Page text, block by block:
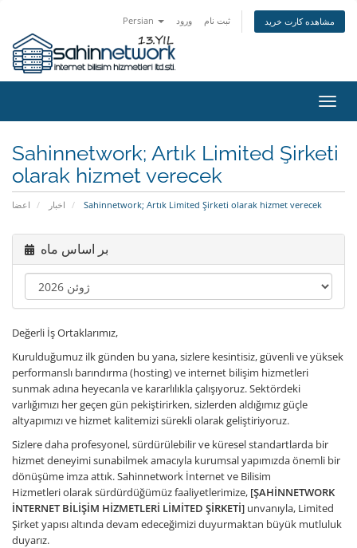
Persian ورود ثبت نام مشاهده کارت خرید
تغییر
Sahinnetwork; Artık Limited Şirketi
olarak hizmet verecek
اعضا اخبار Sahinnetwork; Artık Limited Şirketi olarak hizmet verecek
بر اساس ماه
Değerli İş Ortaklarımız,
Kurulduğumuz ilk günden bu yana, sizlere kesintisiz, güvenli ve yüksek
performanslı barındırma (hosting) ve internet bilişim hizmetleri
sunmak adına heyecanla ve kararlılıkla çalışıyoruz. Sektördeki
varlığımızı her geçen gün pekiştirirken, sizlerden aldığımız güçle
altyapımızı ve hizmet kalitemizi sürekli olarak geliştiriyoruz.
Sizlere daha profesyonel, sürdürülebilir ve küresel standartlarda bir
hizmet deneyimi sunabilmek amacıyla kurumsal yapımızda önemli bir
dönüşüme imza attık. Sahinnetwork İnternet ve Bilisim
Hizmetleri olarak sürdürdüğümüz faaliyetlerimize, [ŞAHİNNETWORK
İNTERNET BİLİŞİM HİZMETLERİ LİMİTED ŞİRKETİ] unvanıyla, Limited
Şirket yapısı altında devam edeceğimizi duyurmaktan büyük mutluluk
duyarız.